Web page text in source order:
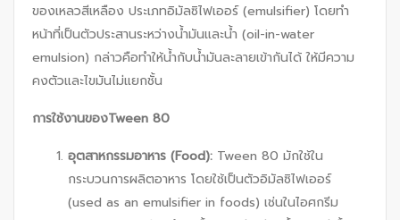
ของเหลวสีเหลือง ประเภทอิมัลซิไฟเออร์ (emulsifier) โดยทำ
หน้าที่เป็นตัวประสานระหว่างน้ำมันและน้ำ (oil-in-water
emulsion) กล่าวคือทำให้น้ำกับน้ำมันละลายเข้ากันได้ ให้มีความ
คงตัวและไขมันไม่แยกชั้น
การใช้งานของTween 80
อุตสาหกรรมอาหาร (Food): Tween 80 มักใช้ใน
กระบวนการผลิตอาหาร โดยใช้เป็นตัวอิมัลซิไฟเออร์
(used as an emulsifier in foods) เช่นในไอศกรีม